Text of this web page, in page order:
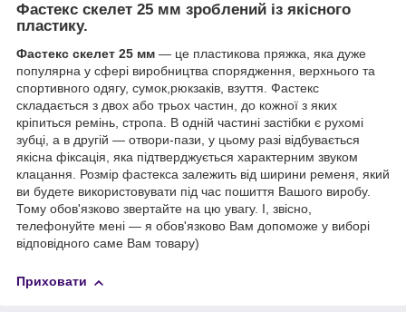
Фастекс скелет 25 мм зроблений із якісного
пластику.
Фастекс скелет 25 мм — це пластикова пряжка, яка дуже
популярна у сфері виробництва спорядження, верхнього та
спортивного одягу, сумок,рюкзаків, взуття. Фастекс
складається з двох або трьох частин, до кожної з яких
кріпиться ремінь, стропа. В одній частині застібки є рухомі
зубці, а в другій — отвори-пази, у цьому разі відбувається
якісна фіксація, яка підтверджується характерним звуком
клацання. Розмір фастекса залежить від ширини ременя, який
ви будете використовувати під час пошиття Вашого виробу.
Тому обов'язково звертайте на цю увагу. І, звісно,
телефонуйте мені — я обов'язково Вам допоможе у виборі
відповідного саме Вам товару)
Приховати